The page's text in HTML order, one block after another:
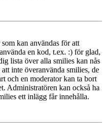
kan användas för att
en kod, t.ex. :) för glad,
lista över alla smilies kan nås
inte överanvända smilies, de
och en moderator kan ta bort
Administratören kan också ha
ett inlägg får innehålla.